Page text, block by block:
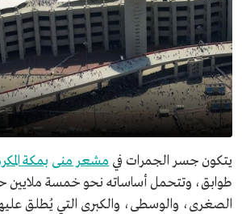
يتكون جسر الجمرات في مشعر منى بمكة
طوابق، وتتحمل أساساته نحو خمسة ملايين
الصغرى، والوسطى، والكبرى التي يُطلق